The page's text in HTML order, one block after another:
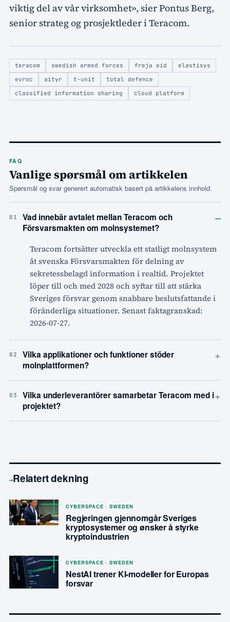
viktig del av vår virksomhet», sier Pontus Berg,
senior strateg og prosjektleder i Teracom.
teracom swedish armed forces freja eid
elastisys
evroc
aityr t-unit
total defence
classified information sharing
cloud platform
FAQ
Vanlige spørsmål om artikkelen
Spørsmål og svar generert automatisk basert på artikkelens innhold.
01
Vad innebär avtalet mellan Teracom och
Försvarsmakten om molnsystemet?
–
Teracom fortsätter utveckla ett statligt molnsystem
åt svenska Försvarsmakten för delning av
sekretessbelagd information i realtid. Projektet
löper till och med 2028 och syftar till att stärka
Sveriges försvar genom snabbare beslutsfattande i
föränderliga situationer. Senast faktagranskad:
2026-07-27.
02
Vilka applikationer och funktioner stöder
molnplattformen?
+
03
Vilka underleverantörer samarbetar Teracom med i
projektet?
+
→Relatert dekning
CYBERSPACE · SWEDEN
Regjeringen gjennomgår Sveriges
kryptosystemer og ønsker å styrke
kryptoindustrien
CYBERSPACE · SWEDEN
NestAI trener KI-modeller for Europas
forsvar